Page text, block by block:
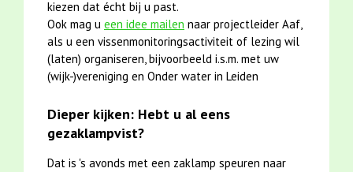
kiezen dat écht bij u past.
Ook mag u een idee mailen naar projectleider Aaf,
als u een vissenmonitoringsactiviteit of lezing wil
(laten) organiseren, bijvoorbeeld i.s.m. met uw
(wijk-)vereniging en Onder water in Leiden
Dieper kijken: Hebt u al eens
gezaklampvist?
Dat is 's avonds met een zaklamp speuren naar